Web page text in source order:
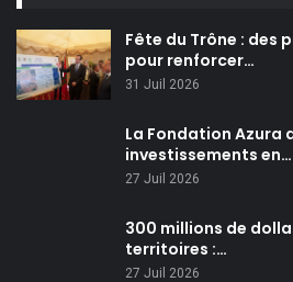
Fête du Trône :
pour renforcer…
31 Juil 2026
La Fondation Azura
investissements en…
27 Juil 2026
300 millions de
territoires :…
27 Juil 2026